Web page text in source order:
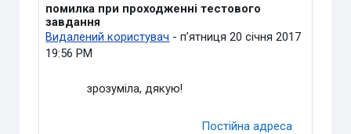
помилка при проходженнi тестового
завдання
Видалений користувач -пʼятниця 20 січня 2017
19:56 PM
Кількість відповідей: 0
зрозумiла, дякую!
Постійна адреса